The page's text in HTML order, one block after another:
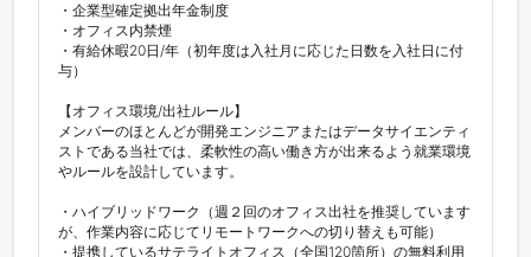
・企業型確定拠出年金制度
・オフィス内禁煙
・有給休暇20日/年（初年度は入社月に応じた日数を入社日に付
与）
【オフィス環境/出社ルール】
メンバーのほとんどが開発エンジニアまたはデータサイエンティ
ストである当社では、柔軟性の高い働き方が出来るよう就業環境
やルールを設計しています。
・ハイブリッドワーク（週２回のオフィス出社を推奨しています
が、作業内容に応じてリモートワークへの切り替えも可能）
・提携しているサテライトオフィス（全国120箇所）の無料利用